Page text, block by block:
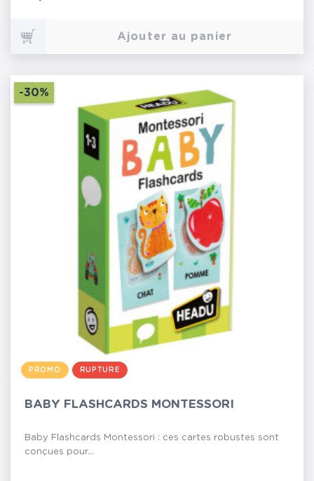
Ajouter au panier
-30%
PROMO RUPTURE
BABY FLASHCARDS MONTESSORI
Baby Flashcards Montessori : ces cartes robustes sont
conçues pour...